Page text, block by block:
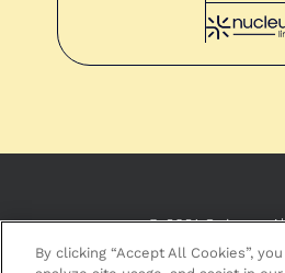
© 2021 Opinary.
By clicking “Accept All Cookies”,